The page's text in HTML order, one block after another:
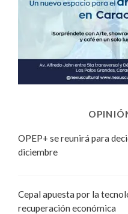
OPEP+ se reunirá para
diciembre
Cepal apuesta por la
recuperación económica